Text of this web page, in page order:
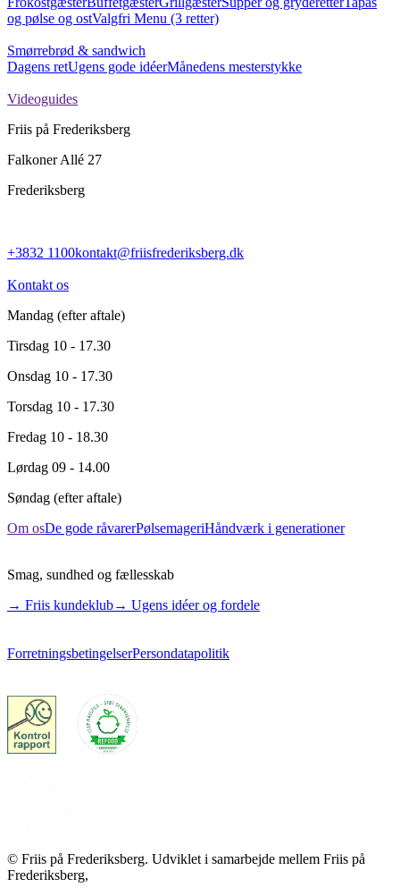
og pølse og ostValgfri Menu (3 retter)
Smørrebrød & sandwich
Dagens retUgens gode idéerMånedens mesterstykke
Videoguides
Friis på Frederiksberg
Falkoner Allé 27
Frederiksberg
+3832 1100kontakt@friisfrederiksberg.dk
Kontakt os
Mandag (efter aftale)
Tirsdag 10 - 17.30
Onsdag 10 - 17.30
Torsdag 10 - 17.30
Fredag 10 - 18.30
Lørdag 09 - 14.00
Søndag (efter aftale)
Om osDe gode råvarerPølsemageriHåndværk i generationer
Smag, sundhed og fællesskab
→ Friis kundeklub→ Ugens idéer og fordele
ForretningsbetingelserPersondatapolitik
© Friis på Frederiksberg. Udviklet i samarbejde mellem Friis på
Frederiksberg,